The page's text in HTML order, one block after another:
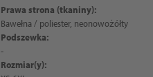
Prawa strona (tkaniny):
Bawełna / poliester, neonowożółty
Podszewka:
-
Rozmiar(y):